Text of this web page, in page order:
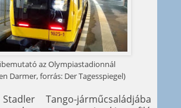
az Olympiastadionnál
Darmer, forrás: Der Tagesspiegel)
Tango-járműcsaládjába